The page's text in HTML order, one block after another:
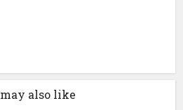
also like